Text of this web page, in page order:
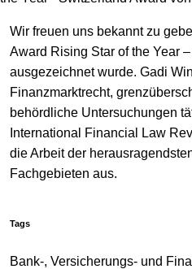
Wir freuen uns bekannt zu
Award Rising Star of the Year
ausgezeichnet wurde. Gadi
Finanzmarktrecht,
behördliche Untersuchungen
International Financial Law
die Arbeit der
Fachgebieten aus.
Tags
Bank-, Versicherungs- und